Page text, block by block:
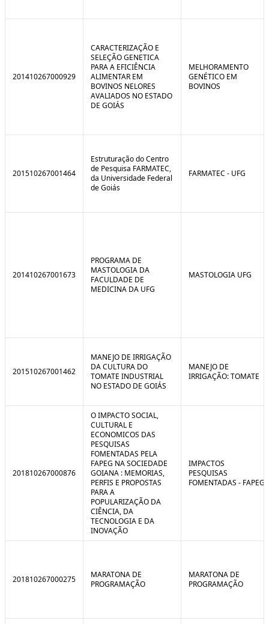
201410267000929
CARACTERIZAÇÃO E
SELEÇÃO GENETICA
PARA A EFICIÊNCIA
ALIMENTAR EM
BOVINOS NELORES
AVALIADOS NO ESTADO
DE GOIÁS
MELHORAMENTO
GENÉTICO EM
BOVINOS
201510267001464
Estruturação do Centro
de Pesquisa FARMATEC,
da Universidade Federal
de Goiás
FARMATEC - UFG
201410267001673
PROGRAMA DE
MASTOLOGIA DA
FACULDADE DE
MEDICINA DA UFG
MASTOLOGIA UFG
201510267001462
MANEJO DE IRRIGAÇÃO
DA CULTURA DO
TOMATE INDUSTRIAL
NO ESTADO DE GOIÁS
MANEJO DE
IRRIGAÇÃO: TOMATE
201810267000876
O IMPACTO SOCIAL,
CULTURAL E
ECONOMICOS DAS
PESQUISAS
FOMENTADAS PELA
FAPEG NA SOCIEDADE
GOIANA : MEMORIAS,
PERFIS E PROPOSTAS
PARA A
POPULARIZAÇÃO DA
CIÊNCIA, DA
TECNOLOGIA E DA
INOVAÇÃO
IMPACTOS
PESQUISAS
FOMENTADAS - FAPEG
201810267000275
MARATONA DE
PROGRAMAÇÃO
MARATONA DE
PROGRAMAÇÃO